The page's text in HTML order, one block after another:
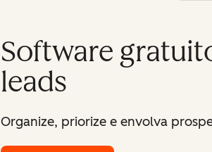
Software
leads
Organize, priorize e envolva